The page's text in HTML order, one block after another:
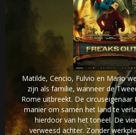
Matilde, Cencio, Fulvio en Mario
zijn als familie, wanneer de
Rome uitbreekt. De circuseigenaar
manier om samen het land te
hierdoor van het toneel. De
verweesd achter. Zonder